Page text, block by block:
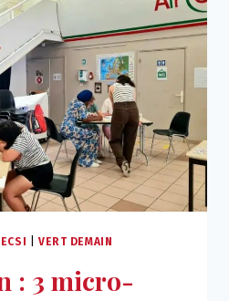
ECSI VERT DEMAIN
: 3 micro-